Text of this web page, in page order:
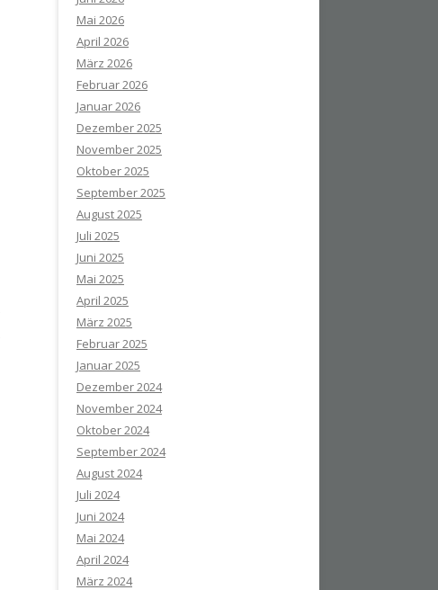
Mai 2026
April 2026
März 2026
Februar 2026
Januar 2026
Dezember 2025
November 2025
Oktober 2025
September 2025
August 2025
Juli 2025
Juni 2025
Mai 2025
April 2025
März 2025
Februar 2025
Januar 2025
Dezember 2024
November 2024
Oktober 2024
September 2024
August 2024
Juli 2024
Juni 2024
Mai 2024
April 2024
März 2024